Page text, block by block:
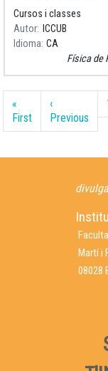
Cursos i classes
Autor
ICCUB
Idioma CA
Física de
Paginació
«
FirstPrimera pàgina
‹
Previous
Martí i
08028